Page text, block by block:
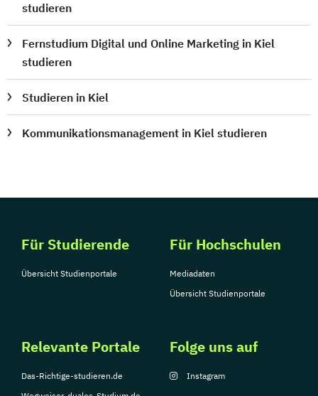
studieren
Fernstudium Digital und Online Marketing in Kiel
studieren
Studieren in Kiel
Kommunikationsmanagement in Kiel studieren
Für Studierende
Übersicht Studienportale
Für Hochschulen
Mediadaten
Übersicht Studienportale
Relevante Portale
Das-Richtige-studieren.de
Folge uns auf
Instagram